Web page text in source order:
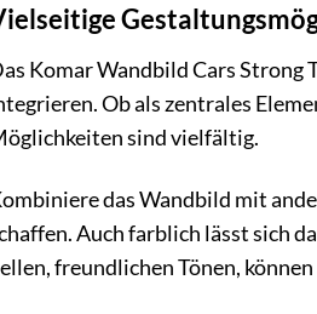
Komar Wandbild Cars Strong
Ob als zentrales
sind vielfältig.
das Wandbild mit
Auch farblich lässt sich
freundlichen Tönen,